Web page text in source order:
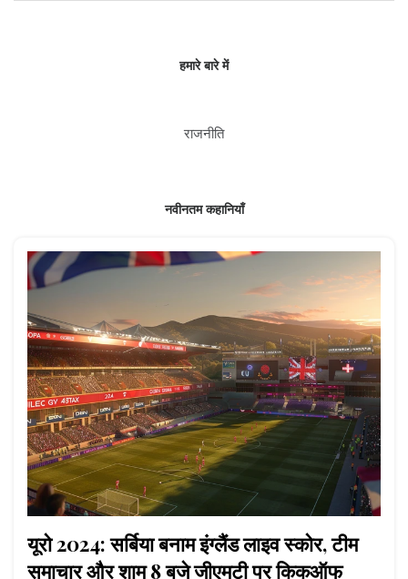
हमारे बारे में
राजनीति
नवीनतम कहानियाँ
यूरो 2024: सर्बिया बनाम इंग्लैंड लाइव स्कोर, टीम
समाचार और शाम 8 बजे जीएमटी पर किकऑफ